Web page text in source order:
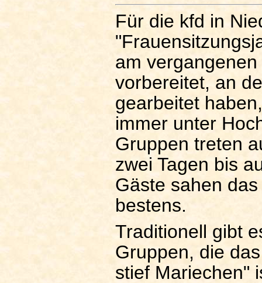
Für die kfd in
am
vorbereitet, an
gearbeitet
immer unter
Gruppen treten
zwei Tagen bis
Gäste sahen
bestens.
Traditionell gibt
Gruppen, die
stief Mariechen"